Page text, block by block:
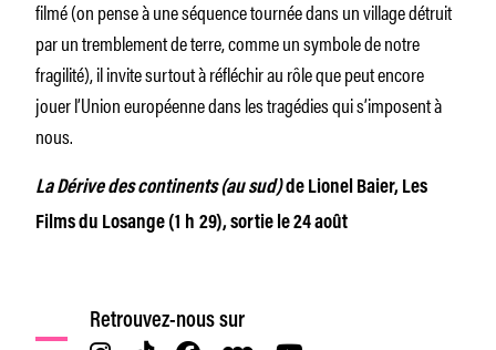
filmé (on pense à une séquence tournée dans un village détruit
par un tremblement de terre, comme un symbole de notre
fragilité), il invite surtout à réfléchir au rôle que peut encore
jouer l’Union européenne dans les tragédies qui s’imposent à
nous.
La Dérive des continents (au sud)de Lionel Baier, Les
Films du Losange (1 h 29), sortie le 24 août
Retrouvez-nous sur